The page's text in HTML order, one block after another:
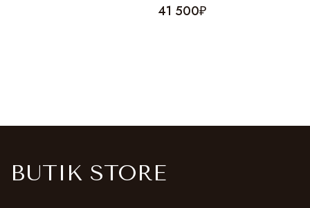
41 500₽
BUTIK STORE